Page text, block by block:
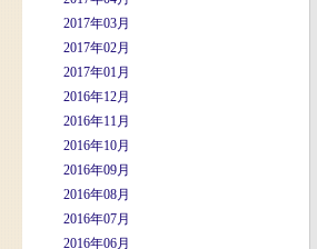
2017年03月
2017年02月
2017年01月
2016年12月
2016年11月
2016年10月
2016年09月
2016年08月
2016年07月
2016年06月